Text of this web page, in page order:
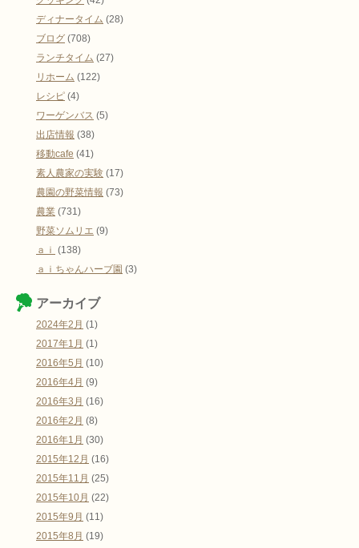
ディナータイム (28)
ブログ (708)
ランチタイム (27)
リホーム (122)
レシピ (4)
ワーゲンバス (5)
出店情報 (38)
移動cafe (41)
素人農家の実験 (17)
農園の野菜情報 (73)
農業 (731)
野菜ソムリエ (9)
ａｉ (138)
ａｉちゃんハーブ園 (3)
アーカイブ
2024年2月 (1)
2017年1月 (1)
2016年5月 (10)
2016年4月 (9)
2016年3月 (16)
2016年2月 (8)
2016年1月 (30)
2015年12月 (16)
2015年11月 (25)
2015年10月 (22)
2015年9月 (11)
2015年8月 (19)